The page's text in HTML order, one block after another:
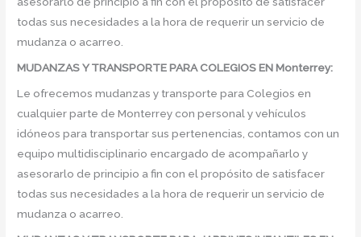
todas sus necesidades a la hora de requerir un servicio de
mudanza o acarreo.
MUDANZAS Y TRANSPORTE PARA COLEGIOS EN Monterrey:
Le ofrecemos mudanzas y transporte para Colegios en
cualquier parte de Monterrey con personal y vehículos
idóneos para transportar sus pertenencias, contamos con un
equipo multidisciplinario encargado de acompañarlo y
asesorarlo de principio a fin con el propósito de satisfacer
todas sus necesidades a la hora de requerir un servicio de
mudanza o acarreo.